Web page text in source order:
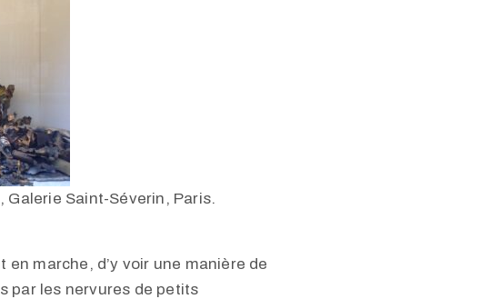
Galerie Saint-Séverin, Paris.
marche, d’y voir une manière de
par les nervures de petits